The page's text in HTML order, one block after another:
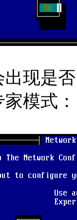
现是
模式：